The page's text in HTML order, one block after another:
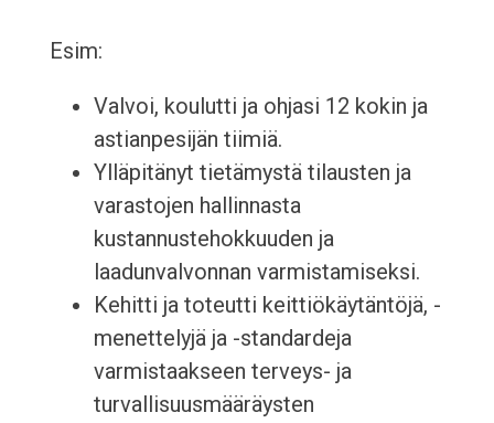
Esim:
Valvoi, koulutti ja ohjasi 12 kokin ja
astianpesijän tiimiä.
Ylläpitänyt tietämystä tilausten ja
varastojen hallinnasta
kustannustehokkuuden ja
laadunvalvonnan varmistamiseksi.
Kehitti ja toteutti keittiökäytäntöjä, -
menettelyjä ja -standardeja
varmistaakseen terveys- ja
turvallisuusmääräysten